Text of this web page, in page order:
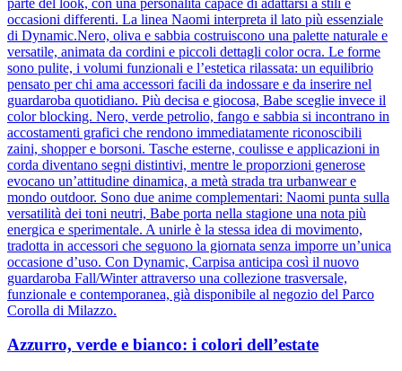
occasioni differenti. La linea Naomi interpreta il lato più essenziale
di Dynamic.Nero, oliva e sabbia costruiscono una palette naturale e
versatile, animata da cordini e piccoli dettagli color ocra. Le forme
sono pulite, i volumi funzionali e l’estetica rilassata: un equilibrio
pensato per chi ama accessori facili da indossare e da inserire nel
guardaroba quotidiano. Più decisa e giocosa, Babe sceglie invece il
color blocking. Nero, verde petrolio, fango e sabbia si incontrano in
accostamenti grafici che rendono immediatamente riconoscibili
zaini, shopper e borsoni. Tasche esterne, coulisse e applicazioni in
corda diventano segni distintivi, mentre le proporzioni generose
evocano un’attitudine dinamica, a metà strada tra urbanwear e
mondo outdoor. Sono due anime complementari: Naomi punta sulla
versatilità dei toni neutri, Babe porta nella stagione una nota più
energica e sperimentale. A unirle è la stessa idea di movimento,
tradotta in accessori che seguono la giornata senza imporre un’unica
occasione d’uso. Con Dynamic, Carpisa anticipa così il nuovo
guardaroba Fall/Winter attraverso una collezione trasversale,
funzionale e contemporanea, già disponibile al negozio del Parco
Corolla di Milazzo.
Azzurro, verde e bianco: i colori dell’estate